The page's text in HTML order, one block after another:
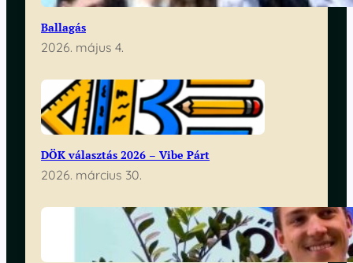
Ballagás
2026. május 4.
DÖK választás 2026 – Vibe Párt
2026. március 30.